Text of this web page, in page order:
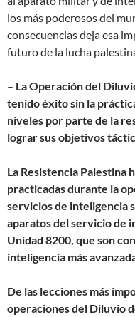
los más poderosos del
consecuencias deja esa
futuro de la lucha
– La Operación del
tenido éxito sin la
niveles por parte de la
lograr sus objetivos
La Resistencia Palestina
practicadas durante la
servicios de inteligencia
aparatos del servicio de
Unidad 8200, que son
inteligencia más
De las lecciones más
operaciones del Diluvio